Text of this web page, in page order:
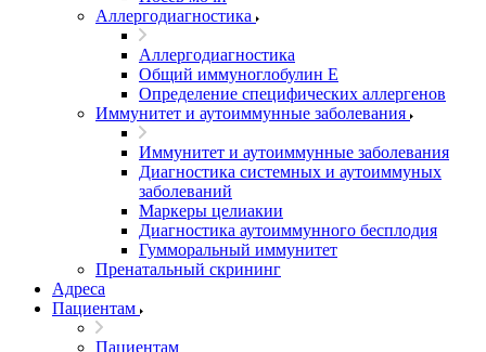
Аллергодиагностика
Аллергодиагностика
Общий иммуноглобулин Е
Определение специфических аллергенов
Иммунитет и аутоиммунные заболевания
Иммунитет и аутоиммунные заболевания
Диагностика системных и аутоиммуных
заболеваний
Маркеры целиакии
Диагностика аутоиммунного бесплодия
Гумморальный иммунитет
Пренатальный скрининг
Адреса
Пациентам
Пациентам